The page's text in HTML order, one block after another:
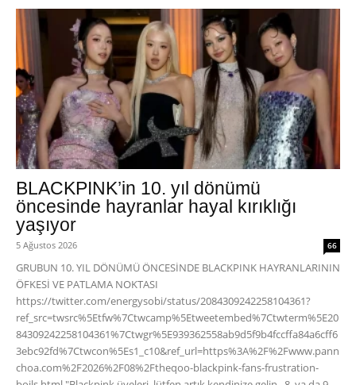
BLACKPINK’in 10. yıl dönümü
öncesinde hayranlar hayal kırıklığı
yaşıyor
5 Ağustos 2026 66
GRUBUN 10. YIL DÖNÜMÜ ÖNCESİNDE BLACKPINK HAYRANLARININ
ÖFKESİ VE PATLAMA NOKTASI
https://twitter.com/energysobi/status/2084309242258104361?
ref_src=twsrc%5Etfw%7Ctwcamp%5Etweetembed%7Ctwterm%5E20
84309242258104361%7Ctwgr%5E939362558ab9d5f9b4fccffa84a6cff6
3ebc92fd%7Ctwcon%5Es1_c10&ref_url=https%3A%2F%2Fwww.pann
choa.com%2F2026%2F08%2Ftheqoo-blackpink-fans-frustration-